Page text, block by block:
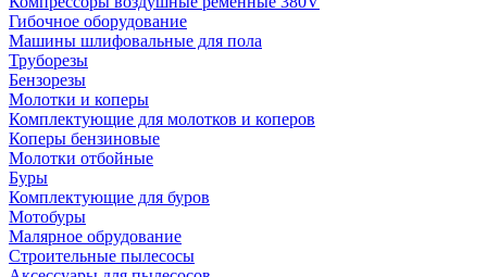
Гибочное оборудование
Машины шлифовальные для пола
Труборезы
Бензорезы
Молотки и коперы
Комплектующие для молотков и коперов
Коперы бензиновые
Молотки отбойные
Буры
Комплектующие для буров
Мотобуры
Малярное обрудование
Строительные пылесосы